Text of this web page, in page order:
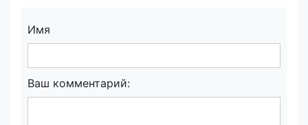
Имя
Ваш комментарий: